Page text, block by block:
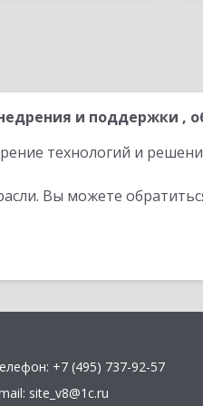
и поддержки ,
технологий и
Вы можете
+7 (495) 737-92-57
site_v8@1c.ru